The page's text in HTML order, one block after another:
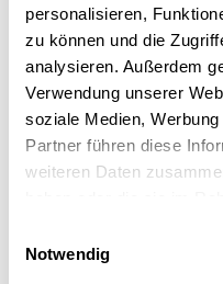
personalisieren,
zu können und die
analysieren. Außerdem
Verwendung unserer
soziale Medien,
Partner führen diese
weiteren Daten
Notwendig
Indica THC30.7% CBD 0.1%
cnbs vv 30/1: varnish
Bestrahlung: Unbestrahlt
Hilft bei: Depressionen,
Terpene: Limonen, Beta-